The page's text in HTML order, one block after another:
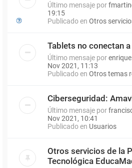
Último mensaje por
19:15
Publicado en Otros
Tablets no conectan a
Último mensaje por
Nov 2021, 11:13
Publicado en Otros temas
Ciberseguridad:
Último mensaje por
Nov 2021, 10:41
Publicado en Usuarios
Otros servicios de la
Tecnológica